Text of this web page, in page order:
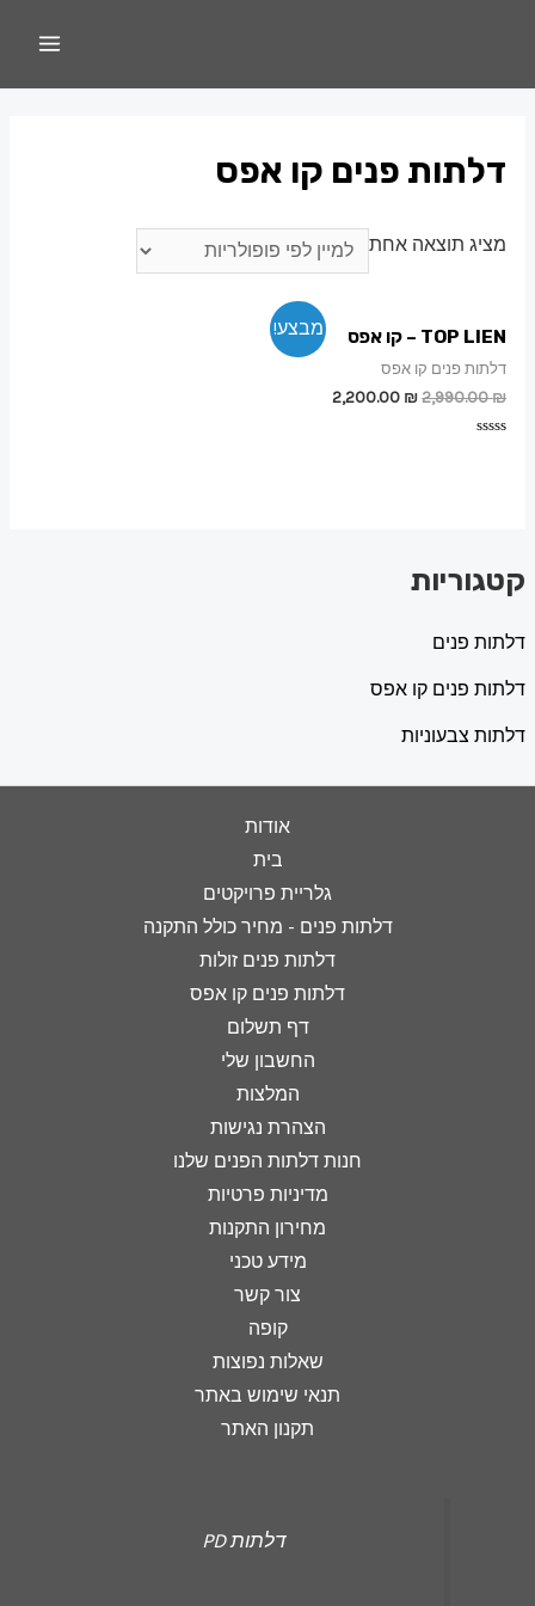
קטגוריות
דלתות פנים
דלתות פנים קו אפס
דלתות צבעוניות
דלתות פנים קו אפס
מציג תוצאה אחת
מבצע! TOP LIEN – קו אפס
דלתות פנים קו אפס
2,990.00₪
2,200.00 ₪
אודות
בית
גלריית פרויקטים
דלתות פנים - מחיר כולל התקנה
דלתות פנים זולות
דלתות פנים קו אפס
דף תשלום
החשבון שלי
המלצות
הצהרת נגישות
חנות דלתות הפנים שלנו
מדיניות פרטיות
מחירון התקנות
מידע טכני
צור קשר
קופה
שאלות נפוצות
תנאי שימוש באתר
תקנון האתר
‏דלתות PD‏